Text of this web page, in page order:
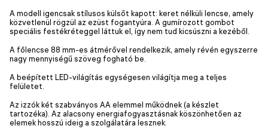
A modell igencsak stílusos külsőt kapott: keret nélküli lencse, amely
közvetlenül rögzül az ezüst fogantyúra. A gumírozott gombot
speciális festékréteggel láttuk el, így nem tud kicsúszni a kezéből.
A főlencse 88 mm-es átmérővel rendelkezik, amely révén egyszerre
nagy mennyiségű szöveg fogható be.
A beépített LED-világítás egységesen világítja meg a teljes
felületet.
Az izzók két szabványos AA elemmel működnek (a készlet
tartozéka). Az alacsony energiafogyasztásnak köszönhetően az
elemek hosszú ideig a szolgálatára lesznek.